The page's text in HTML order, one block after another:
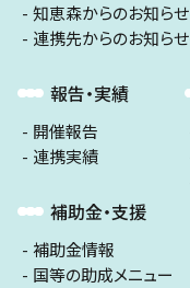
知恵森からのお知らせ
連携先からのお知らせ
報告・実績
開催報告
連携実績
補助金・支援
補助金情報
国等の助成メニュー